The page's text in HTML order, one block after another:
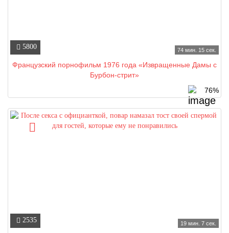
74 мин. 15 сек.
5800
Французский порнофильм 1976 года «Извращенные Дамы с
Бурбон-стрит»
76%
19 мин. 7 сек.
2535